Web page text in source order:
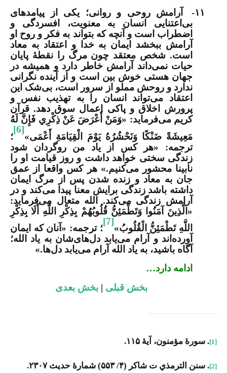
۱۱-
آرامش روحی و روانی؛ یکی از پیامدهای
بی‌اعتنایی انسان به معنویت، افسردگی و
اضطراب است و آنچه که بتواند به فکر و روح او
آرامش ببخشد ایمان به خدا و اعتقاد به معاد
است. شخص معتقد چون مرگ را نقطۀ پایان
حیات نمی‌داند آرامش خاطر دارد و همیشه در
جهان هستی خوش بین است و از آینده نگرانی
ندارد و روحش مملو از سرور است، بی‌شک این
اعتقاد می‌تواند انسان را به تهذیب نفس و
پرورش اخلاق و پاکی اعمال سوق دهد. قرآن
کریم می‌فرماید: «وَمَنْ أَعْرَضَ عَنْ ذِكْرِي فَإِنَّ لَهُ
مَعِيشَةً ضَنْكًا وَنَحْشُرُهُ يَوْمَ الْقِيَامَةِ أَعْمَى»
[6]
؛
ترجمه: «هر کس از یاد من روگردان شود
زندگی سختی خواهد داشت و روز قیامت او را
نابینا محشور می‌کنیم.» هر كس واقعا از عمق
جان به معاد و زنده شدن پس از مرگ ایمان
داشته باشد زندگی برایش معنا پیدا می‌کند و در
آرامش زندگی می‌کند. الله متعال می‌فرماید:
«الَّذِينَ آمَنُوا وَتَطْمَئِنُّ قُلُوبُهُمْ بِذِكْرِ اللَّهِ أَلَا بِذِكْرِ
اللَّهِ تَطْمَئِنُّ الْقُلُوبُ»
[7]
؛ ترجمه: «آنان که ایمان
آورده‌اند و آرام می‌یابد دل‌های‌شان به یاد الله؛
آگاه باشید، به یاد الله آرام می‌یابد دل‌ها.»
ادامه دارد…
بخش قبلی | بخش بعدی
[1]. سورۀ مؤمنون، آیۀ ۱۱۵.
[2]. سنن الترمذي ت شاكر (۴/ ۵۵۳) شمارۀ حديث ۲۳۰۷.